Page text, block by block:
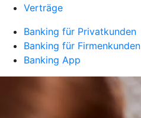
Verträge
Banking für Privatkunden
Banking für Firmenkunden
Banking App